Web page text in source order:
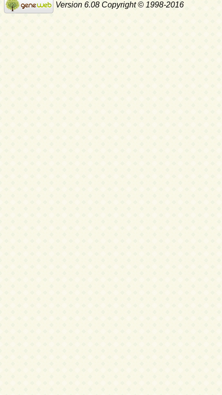
Version 6.08 Copyright © 1998-2016